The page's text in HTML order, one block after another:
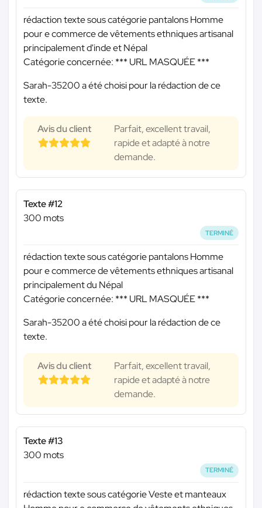
rédaction texte sous catégorie pantalons Homme
pour e commerce de vêtements ethniques artisanal
principalement d'inde et Népal
Catégorie concernée: *** URL MASQUÉE ***
Sarah-35200 a été choisi pour la rédaction de ce
texte.
Avis du client
Parfait, excellent travail,
rapide et adapté à notre
demande.
Texte #12
300 mots
TERMINÉ
rédaction texte sous catégorie pantalons Homme
pour e commerce de vêtements ethniques artisanal
principalement du Népal
Catégorie concernée: *** URL MASQUÉE ***
Sarah-35200 a été choisi pour la rédaction de ce
texte.
Avis du client
Parfait, excellent travail,
rapide et adapté à notre
demande.
Texte #13
300 mots
TERMINÉ
rédaction texte sous catégorie Veste et manteaux